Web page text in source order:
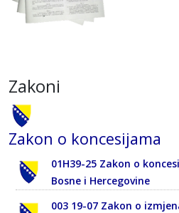
Zakoni
Zakon o koncesijama
01H39-25 Zakon o
Bosne i Hercegovine
003 19-07 Zakon o